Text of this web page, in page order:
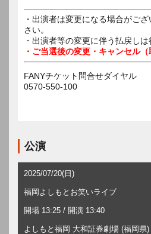
・出演者は変更になる場合がご
さい。
・出演者等の変更に伴う払戻しは
・ご当選後の変更・キャンセル（
FANYチケット問合せダイヤル
0570-550-100
公演
2025/07/20(日)
福岡よしもとお笑いライブ
開場 13:25 / 開演 13:40
よしもと福岡 大和証券劇場 (福岡県)